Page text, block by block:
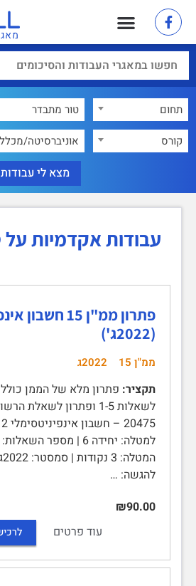
תחום
טור מתבדר
קורס
אוניברסיטה/
עבודות אקדמיות
(2022ג')
ממ"ן 15 2022ג
תקציר: פתרון מלא של הממן
לשאלות 1-5 ופתרון לשאלת
להגשה: …
₪90.00
עוד פרטים